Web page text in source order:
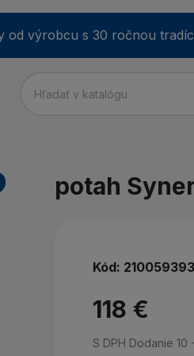
od výrobcu s 30 ročnou
potah
Kód: 210059393
118 €
S DPH Dodanie 10